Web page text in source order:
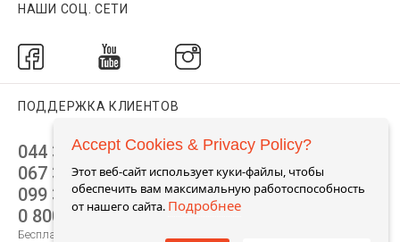
НАШИ СОЦ. СЕТИ
ПОДДЕРЖКА КЛИЕНТОВ
044 392 44 45
067 344 14 44 (viber)
099 399 23 80
0 800 305 805
Бесплатно по Украине
Accept Cookies & Privacy Policy?
Этот веб-сайт использует куки-файлы, чтобы
обеспечить вам максимальную работоспособность
от нашего сайта. Подробнее